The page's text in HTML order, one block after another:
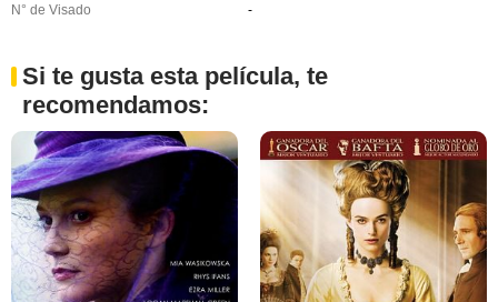
N° de Visado
-
Si te gusta esta película, te
recomendamos: